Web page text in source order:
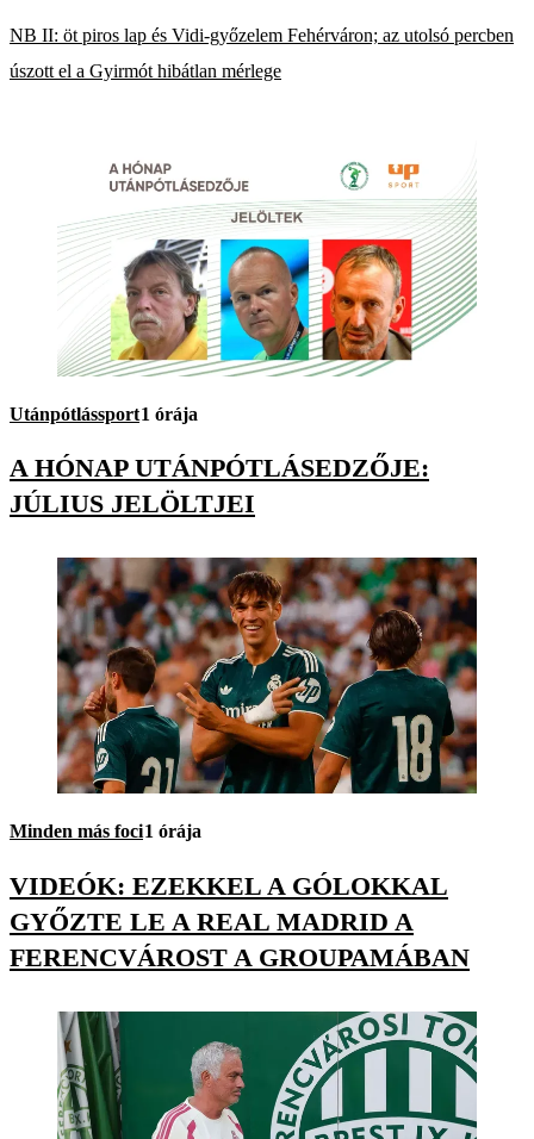
NB II: öt piros lap és Vidi-győzelem Fehérváron; az utolsó percben
úszott el a Gyirmót hibátlan mérlege
Utánpótlássport1 órája
A HÓNAP UTÁNPÓTLÁSEDZŐJE:
JÚLIUS JELÖLTJEI
Minden más foci1 órája
VIDEÓK: EZEKKEL A GÓLOKKAL
GYŐZTE LE A REAL MADRID A
FERENCVÁROST A GROUPAMÁBAN